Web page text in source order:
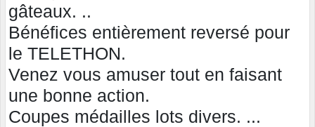
gâteaux. ..
Bénéfices entièrement reversé pour
le TELETHON.
Venez vous amuser tout en faisant
une bonne action.
Coupes médailles lots divers. ...